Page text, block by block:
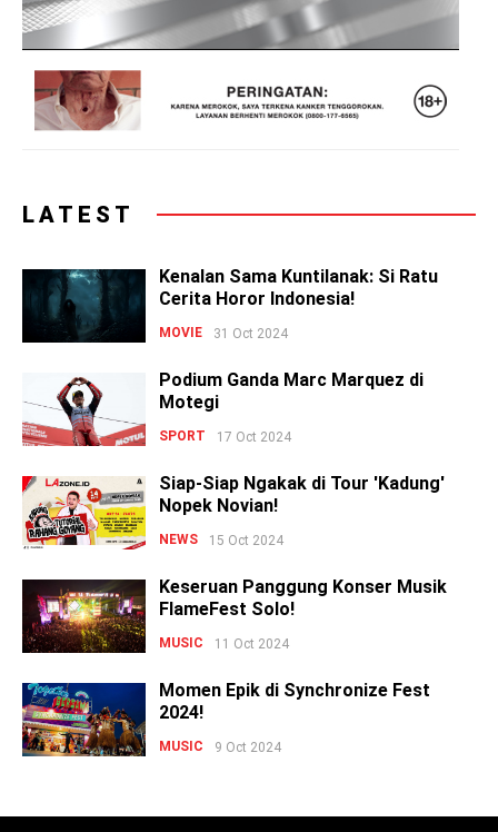
LATEST
Kenalan Sama Kuntilanak: Si Ratu
Cerita Horor Indonesia!
MOVIE 31 Oct 2024
Podium Ganda Marc Marquez di
Motegi
SPORT 17 Oct 2024
Siap-Siap Ngakak di Tour 'Kadung'
Nopek Novian!
NEWS 15 Oct 2024
Keseruan Panggung Konser Musik
FlameFest Solo!
MUSIC 11 Oct 2024
Momen Epik di Synchronize Fest
2024!
MUSIC 9 Oct 2024